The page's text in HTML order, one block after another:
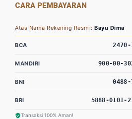
CARA PEMBAYARAN
Atas Nama Rekening Resmi: Bayu Dima
BCA
MANDIRI 900-00-
BNI
BRI 5888-0101-
Transaksi 100% Aman!